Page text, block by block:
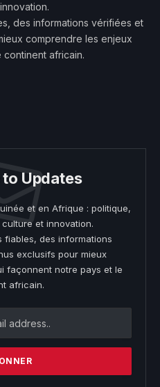
des informations vérifiées et
comprendre les enjeux
africain.
Updates
et en Afrique : politique,
et innovation.
fiables, des informations
exclusifs pour mieux
façonnent notre pays et le
africain.